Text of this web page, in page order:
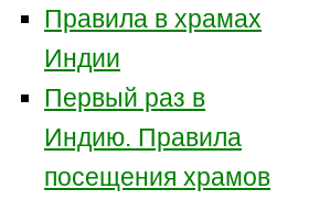
Правила в храмах
Индии
Первый раз в
Индию. Правила
посещения храмов